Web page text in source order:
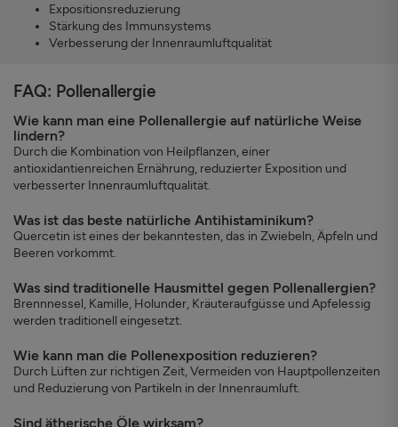
Expositionsreduzierung
Stärkung des Immunsystems
Verbesserung der Innenraumluftqualität
FAQ: Pollenallergie
Wie kann man eine Pollenallergie auf natürliche Weise
lindern?
Durch die Kombination von Heilpflanzen, einer
antioxidantienreichen Ernährung, reduzierter Exposition und
verbesserter Innenraumluftqualität.
Was ist das beste natürliche Antihistaminikum?
Quercetin ist eines der bekanntesten, das in Zwiebeln, Äpfeln und
Beeren vorkommt.
Was sind traditionelle Hausmittel gegen Pollenallergien?
Brennnessel, Kamille, Holunder, Kräuteraufgüsse und Apfelessig
werden traditionell eingesetzt.
Wie kann man die Pollenexposition reduzieren?
Durch Lüften zur richtigen Zeit, Vermeiden von Hauptpollenzeiten
und Reduzierung von Partikeln in der Innenraumluft.
Sind ätherische Öle wirksam?